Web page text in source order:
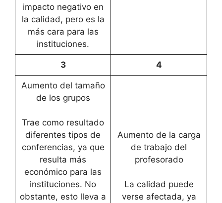
impacto negativo en
la calidad, pero es la
más cara para las
instituciones.
3 4
Aumento del tamaño
de los grupos
Trae como resultado
diferentes tipos de
conferencias, ya que
resulta más
económico para las
instituciones. No
obstante, esto lleva a
Aumento de la carga
de trabajo del
profesorado
La calidad puede
verse afectada, ya